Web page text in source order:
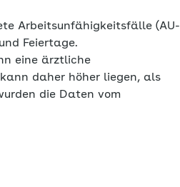
Arbeitsunfähigkeitsfälle (AU-
Feiertage.
eine ärztliche
daher höher liegen, als
die Daten vom